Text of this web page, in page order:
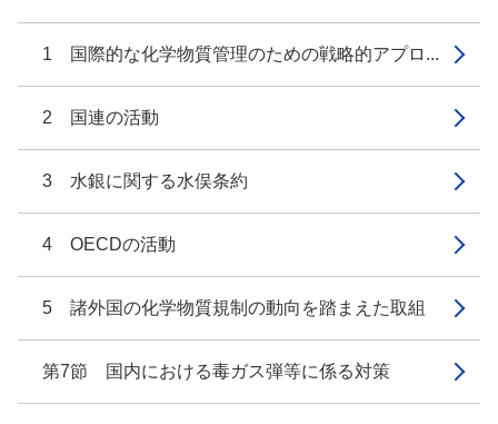
1 国際的な化学物質管理のための戦略的アプロ...
2 国連の活動
3 水銀に関する水俣条約
4 OECDの活動
5 諸外国の化学物質規制の動向を踏まえた取組
第7節 国内における毒ガス弾等に係る対策